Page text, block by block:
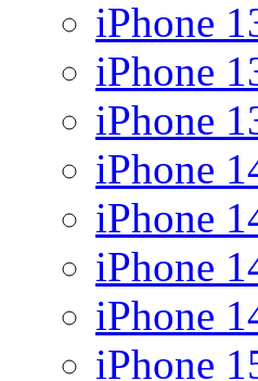
iPhone
iPhone
iPhone
iPhone
iPhone
iPhone
iPhone
iPhone